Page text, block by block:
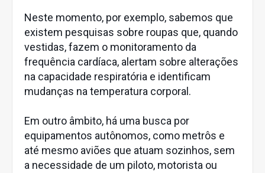
Neste momento, por exemplo, sabemos que
existem pesquisas sobre roupas que, quando
vestidas, fazem o monitoramento da
frequência cardíaca, alertam sobre alterações
na capacidade respiratória e identificam
mudanças na temperatura corporal.
Em outro âmbito, há uma busca por
equipamentos autônomos, como metrôs e
até mesmo aviões que atuam sozinhos, sem
a necessidade de um piloto, motorista ou